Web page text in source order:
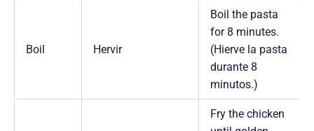
Boil Hervir
Boil the pasta
for 8 minutes.
(Hierve la pasta
durante 8
minutos.)
Fry the chicken